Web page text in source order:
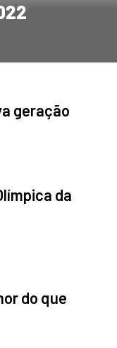
geração
da
do que